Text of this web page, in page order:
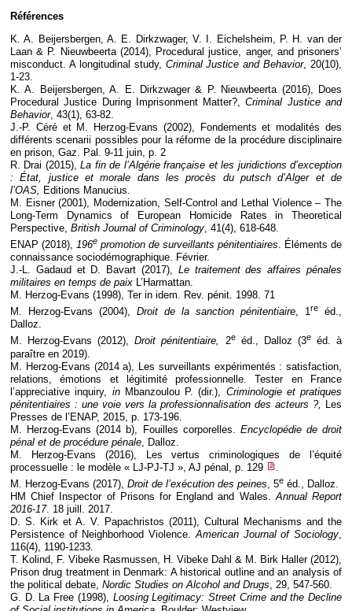
Références
K. A. Beijersbergen, A. E. Dirkzwager, V. I. Eichelsheim, P. H. van der
Laan & P. Nieuwbeerta (2014), Procedural justice, anger, and prisoners’
misconduct. A longitudinal study, Criminal Justice and Behavior, 20(10),
1-23.
K. A. Beijersbergen, A. E. Dirkzwager & P. Nieuwbeerta (2016), Does
Procedural Justice During Imprisonment Matter?,Criminal Justice and
Behavior, 43(1), 63-82.
J.-P. Céré et M. Herzog-Evans (2002), Fondements et modalités des
différents scenarii possibles pour la réforme de la procédure disciplinaire
en prison, Gaz. Pal. 9-11 juin, p. 2
R. Drai (2015),La fin de l’Algérie française et les juridictions d’exception
: État, justice et morale dans les procès du putsch d’Alger et de
l’OAS, Editions Manucius.
M. Eisner (2001), Modernization, Self-Control and Lethal Violence – The
Long-Term Dynamics of European Homicide Rates in Theoretical
Perspective, British Journal of Criminology , 41(4), 618-648.
ENAP (2018),
196e promotion de surveillants pénitentiaires . Éléments de
connaissance sociodémographique. Février.
J.-L. Gadaud et D. Bavart (2017), Le traitement des affaires pénales
militaires en temps de paix L’Harmattan.
M. Herzog-Evans (1998), Ter in idem. Rev. pénit. 1998. 71
M. Herzog-Evans (2004), Droit de la sanction pénitentiaire, 1re
éd.,
Dalloz.
M. Herzog-Evans (2012),Droit pénitentiaire, 2eéd., Dalloz (3eéd. à
paraître en 2019).
M. Herzog-Evans (2014 a), Les surveillants expérimentés : satisfaction,
relations, émotions et légitimité professionnelle. Tester en France
l’appreciative inquiry, inMbanzoulou P. (dir.), Criminologie et pratiques
pénitentiaires : une voie vers la professionnalisation des acteurs ?, Les
Presses de l’ENAP, 2015, p. 173-196.
M. Herzog-Evans (2014 b), Fouilles corporelles. Encyclopédie de droit
pénal et de procédure pénale , Dalloz.
M. Herzog-Evans (2016), Les vertus criminologiques de l’équité
processuelle : le modèle « LJ-PJ-TJ », AJ pénal, p. 129
M. Herzog-Evans (2017), Droit de l’exécution des peines , 5e éd., Dalloz.
HM Chief Inspector of Prisons for England and Wales. Annual Report
2016-17. 18 juill. 2017.
D. S. Kirk et A. V. Papachristos (2011), Cultural Mechanisms and the
Persistence of Neighborhood Violence. American Journal of Sociology
116(4), 1190-1233.
T. Kolind, F. Vibeke Rasmussen, H. Vibeke Dahl & M. Birk Haller (2012),
Prison drug treatment in Denmark: A historical outline and an analysis of
the political debate, Nordic Studies on Alcohol and Drugs , 29, 547-560.
G. D. La Free (1998), Loosing Legitimacy: Street Crime and the Decline